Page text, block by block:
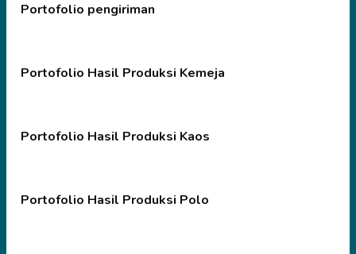
Portofolio pengiriman
Portofolio Hasil Produksi Kemeja
Portofolio Hasil Produksi Kaos
Portofolio Hasil Produksi Polo